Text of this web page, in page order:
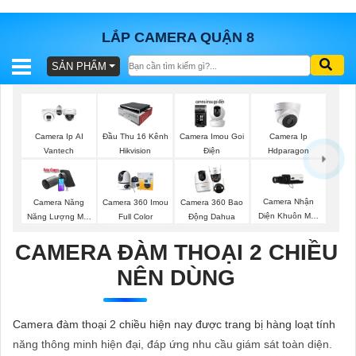
LẮP CAMERA QUẬN 8
BÁO
TRỌN
GÓI
SẢN
PHẨM
LẮP
SẢN PHẨM
Camera Ip AI
Vantech
Đầu Thu 16 Kênh
Hikvision
Camera Imou Goi
Điện
Camera Ip
Hdparagon
Camera Năng
Năng Lượng Mặt
Camera 360 Imou
Full Color
Camera 360 Bao
Động Dahua
Camera Nhận
Diện Khuôn Mặt
CAMERA ĐÀM THOẠI 2 CHIỀU
NÊN DÙNG
Camera đàm thoại 2 chiều hiện nay được trang bị hàng loạt tính
năng thông minh hiện đại, đáp ứng nhu cầu giám sát toàn diện.